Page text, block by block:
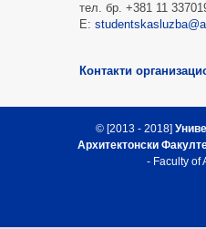
тел. бр. +381 11
Е:
Контакти
© [2013 - 2018]
Архитектонски
- Faculty of